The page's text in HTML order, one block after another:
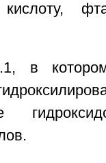
в котором